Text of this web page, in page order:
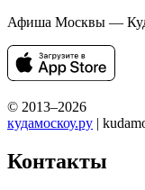
Афиша Москвы —
© 2013–2026
кудамоскоу.ру |
Контакты